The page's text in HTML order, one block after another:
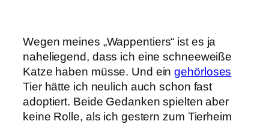
Wegen meines „Wappentiers“ ist es ja
naheliegend, dass ich eine schneeweiße
Katze haben müsse. Und eingehörloses
Tier hätte ich neulich auch schon fast
adoptiert. Beide Gedanken spielten aber
keine Rolle, als ich gestern zum Tierheim